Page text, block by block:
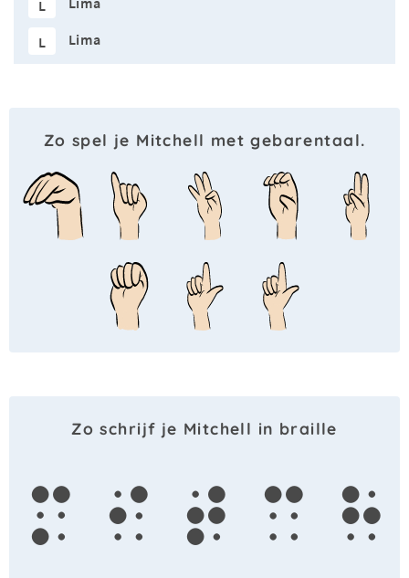
L
L Lima
Zo spel je Mitchell met gebarentaal.
Zo schrijf je Mitchell in braille
m i t c h